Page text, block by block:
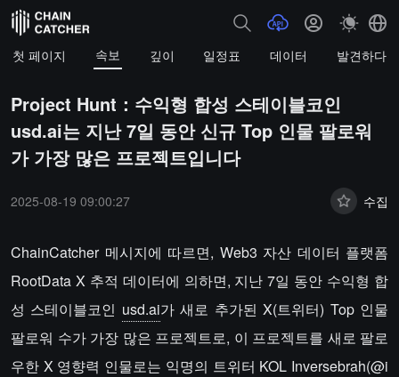
첫 페이지 속보 깊이 일정표 데이터 발견하다
Project Hunt：수익형 합성 스테이블코인
usd.ai는 지난 7일 동안 신규 Top 인물 팔로워
가 가장 많은 프로젝트입니다
2025-08-19 09:00:27 수집
ChainCatcher 메시지에 따르면, Web3 자산 데이터 플랫폼
RootData X 추적 데이터에 의하면, 지난 7일 동안 수익형 합
성 스테이블코인 usd.ai가 새로 추가된 X(트위터) Top 인물
팔로워 수가 가장 많은 프로젝트로, 이 프로젝트를 새로 팔로
우한 X 영향력 인물로는 익명의 트위터 KOL Inversebrah(@i